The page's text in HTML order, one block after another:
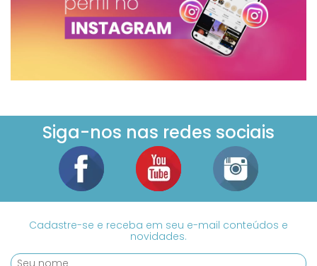
Siga-nos nas redes sociais
Cadastre-se e receba em seu e-mail conteúdos e
novidades.